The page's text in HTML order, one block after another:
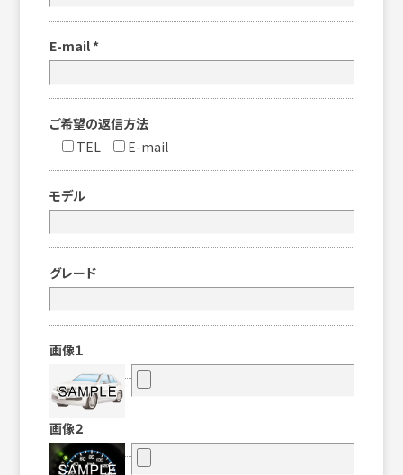
E-mail *
ご希望の返信方法
TEL
E-mail
モデル
グレード
画像１
画像２